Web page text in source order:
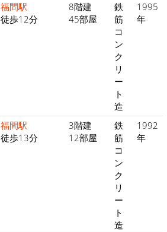
福間駅
徒歩12分
8階建
45部屋
鉄
筋
コ
ン
ク
リ
ー
ト
造
1995
年
福間駅
徒歩13分
3階建
12部屋
鉄
筋
コ
ン
ク
リ
ー
ト
造
1992
年